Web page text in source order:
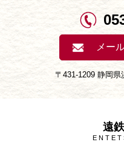
メー
〒431-1209 静岡県
遠